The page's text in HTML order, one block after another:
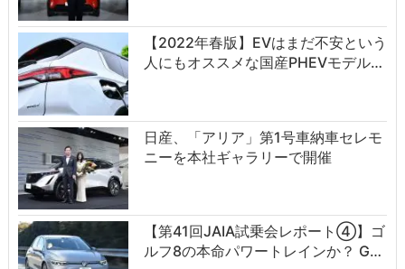
【2022年春版】EVはまだ不安という
人にもオススメな国産PHEVモデル…
日産、「アリア」第1号車納車セレモ
ニーを本社ギャラリーで開催
【第41回JAIA試乗会レポート④】ゴ
ルフ8の本命パワートレインか？ G…